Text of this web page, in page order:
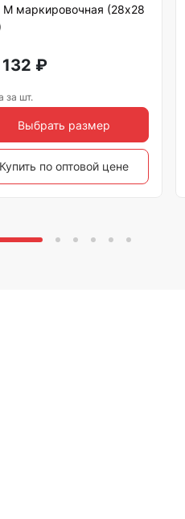
М маркировочная (28х28
132 ₽
за шт.
Выбрать размер
Купить по оптовой цене